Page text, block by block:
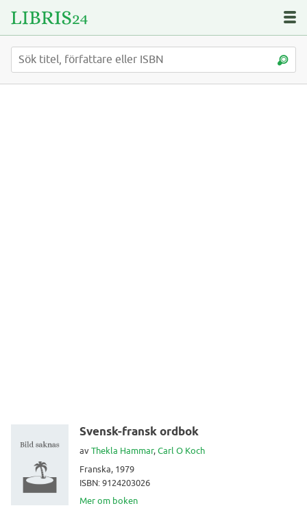
Svensk-fransk ordbok
avThekla Hammar,Carl O Koch
Franska, 1979
ISBN: 9124203026
Mer om boken